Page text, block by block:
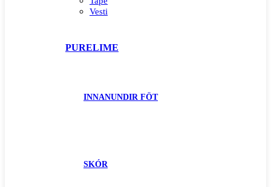
Vesti
PURELIME
INNANUNDIR FÖT
SKÓR